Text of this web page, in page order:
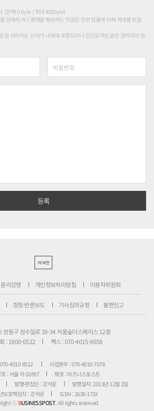
. (현재 0 byte / 최대 400byte)
침해하거나 명예를 훼손하는 댓글은 관련 법률에 의해 제재를 받을
등 비하하는 단어가 내용에 포함되거나 인신공격성 글은 관리자의 판
PC버전
윤리강령 개인정보처리방침 이용자위원회
정정·반론보도 기사심의규정 불편신고
성동구 성수일로 39-34 서울숲더스페이스 12층
: 1800-6522
팩스 : 070-4015-8658
4010-8512
사업본부 : 070-4010-7078
: 서울 아 02897
제호 : 비즈니스포스트
발행·편집인 : 강석운
발행일자: 2013년 12월 2일
보호책임자 : 강석운
ISSN : 2636-171X
ⓒBUSINESSPOST. All rights reserved.